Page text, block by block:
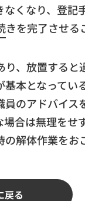
くなり、登記
を完了させる
、放置する
本となってい
のアドバイ
合は無理をせ
解体作業をお
戻る